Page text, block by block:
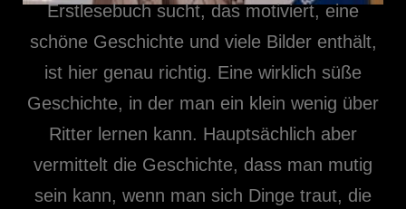
Erstlesebuch sucht, das motiviert, eine
schöne Geschichte und viele Bilder enthält,
ist hier genau richtig. Eine wirklich süße
Geschichte, in der man ein klein wenig über
Ritter lernen kann. Hauptsächlich aber
vermittelt die Geschichte, dass man mutig
sein kann, wenn man sich Dinge traut, die